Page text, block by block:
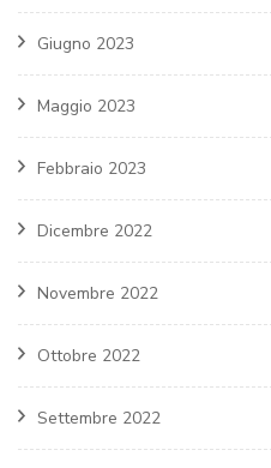
Giugno 2023
Maggio 2023
Febbraio 2023
Dicembre 2022
Novembre 2022
Ottobre 2022
Settembre 2022